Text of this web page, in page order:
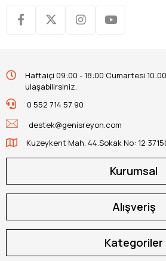
Haftaiçi 09:00 - 18:00 Cumartesi
ulaşabilirsiniz.
0 552 714 57 90
destek@genisreyon.com
Kuzeykent Mah. 44.Sokak No: 12
Kurumsal
Alışveriş
Kategoriler